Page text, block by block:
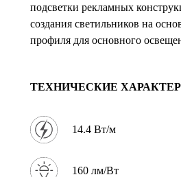
подсветки рекламных
создания светильников на
профиля для основного
ТЕХНИЧЕСКИЕ
14.4 Вт/м
160 лм/Вт